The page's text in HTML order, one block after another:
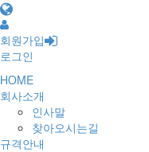
회원가입
로그인
HOME
회사소개
인사말
찾아오시는길
규격안내